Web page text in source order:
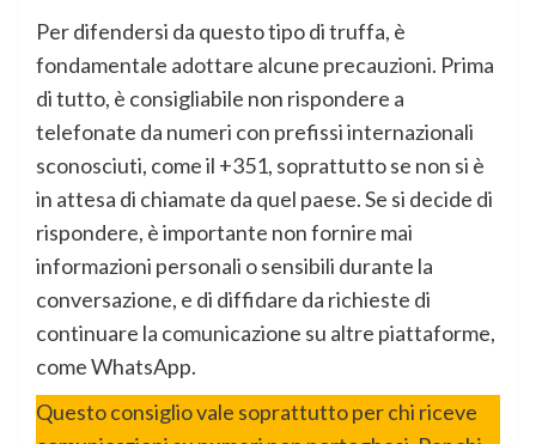
Per difendersi da questo tipo di truffa, è
fondamentale adottare alcune precauzioni. Prima
di tutto, è consigliabile non rispondere a
telefonate da numeri con prefissi internazionali
sconosciuti, come il +351, soprattutto se non si è
in attesa di chiamate da quel paese. Se si decide di
rispondere, è importante non fornire mai
informazioni personali o sensibili durante la
conversazione, e di diffidare da richieste di
continuare la comunicazione su altre piattaforme,
come WhatsApp.
Questo consiglio vale soprattutto per chi riceve